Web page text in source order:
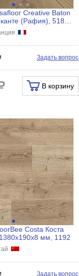
Creative Baton
(Рафия), 518
Задать вопрос
В корзину
Costa Коста
мм, 1192
Задать вопрос